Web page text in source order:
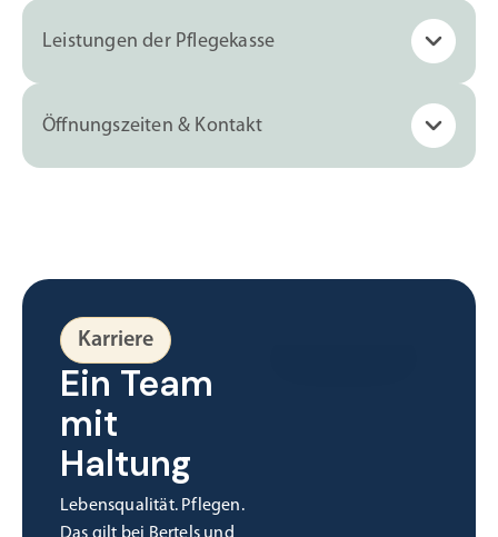
Leistungen der Pflegekasse
Öffnungszeiten & Kontakt
Karriere
Ein Team
mit
Haltung
Lebensqualität. Pflegen.